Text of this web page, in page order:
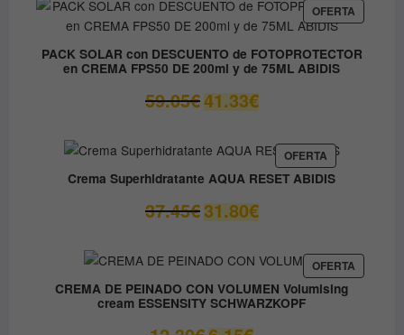
era:
37.00€.
es:
14.80€.
OFERTA
EN
PACK SOLAR con DESCUENTO de FOTOPROTECTOR
en CREMA FPS50 DE 200ml y de 75ML ABIDIS
59.05€ El
precio
era:
59.05€.
41.33€El
precio
es:
41.33€.
OFERTAPRODUCTO
EN
Crema Superhidratante AQUA RESET ABIDIS
37.45€ El
precio
era:
37.45€.
31.80€El
precio
es:
31.80€.
OFERTA
EN
CREMA DE PEINADO CON VOLUMEN Volumising
cream ESSENSITY SCHWARZKOPF
El
El